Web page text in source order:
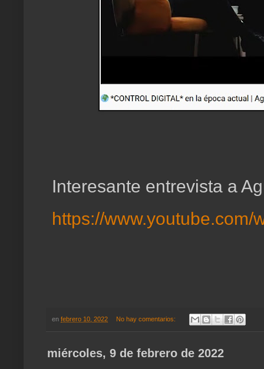
Interesante entrevista a
https://www.youtube.com/
en febrero 10, 2022 No hay comentarios:
miércoles, 9 de febrero de 2022